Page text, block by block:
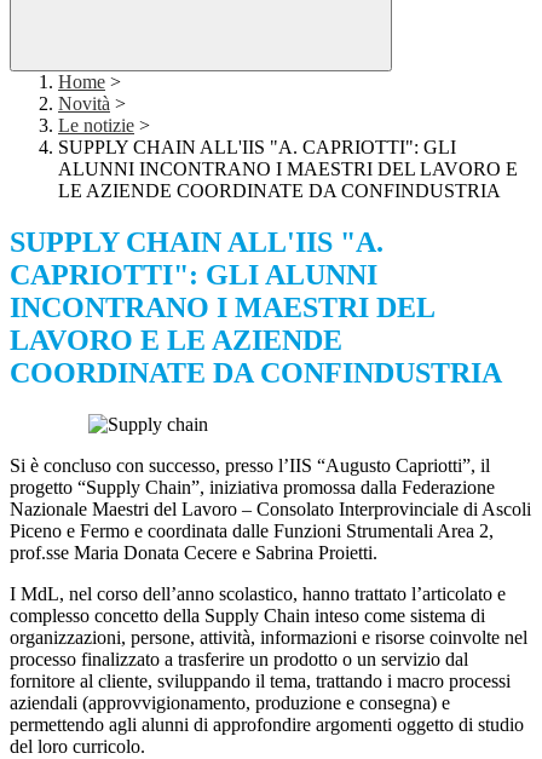
Home >
Novità >
Le notizie >
SUPPLY CHAIN ALL'IIS "A. CAPRIOTTI": GLI
ALUNNI INCONTRANO I MAESTRI DEL LAVORO E
LE AZIENDE COORDINATE DA CONFINDUSTRIA
SUPPLY CHAIN ALL'IIS "A.
CAPRIOTTI": GLI ALUNNI
INCONTRANO I MAESTRI DEL
LAVORO E LE AZIENDE
COORDINATE DA CONFINDUSTRIA
Si è concluso con successo, presso l’IIS “Augusto Capriotti”, il
progetto “Supply Chain”, iniziativa promossa dalla Federazione
Nazionale Maestri del Lavoro – Consolato Interprovinciale di Ascoli
Piceno e Fermo e coordinata dalle Funzioni Strumentali Area 2,
prof.sse Maria Donata Cecere e Sabrina Proietti.
I MdL, nel corso dell’anno scolastico, hanno trattato l’articolato e
complesso concetto della Supply Chain inteso come sistema di
organizzazioni, persone, attività, informazioni e risorse coinvolte nel
processo finalizzato a trasferire un prodotto o un servizio dal
fornitore al cliente, sviluppando il tema, trattando i macro processi
aziendali (approvvigionamento, produzione e consegna) e
permettendo agli alunni di approfondire argomenti oggetto di studio
del loro curricolo.